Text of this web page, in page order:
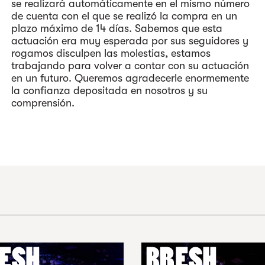
se realizará automáticamente en el mismo número
de cuenta con el que se realizó la compra en un
plazo máximo de 14 días. Sabemos que esta
actuación era muy esperada por sus seguidores y
rogamos disculpen las molestias, estamos
trabajando para volver a contar con su actuación
en un futuro. Queremos agradecerle enormemente
la confianza depositada en nosotros y su
comprensión.